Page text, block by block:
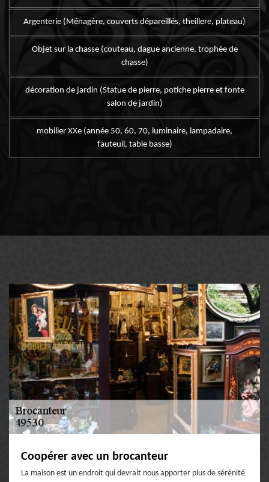
Argenterie (Ménagère, couverts dépareillés, theillere, plateau)
Objet sur la chasse (couteau, dague ancienne, trophée de
chasse)
décoration de jardin (Statue de pierre, potiche pierre et fonte
salon de jardin)
mobilier XXe (année 50, 60, 70, luminaire, lampadaire,
fauteuil, table basse)
Coopérer avec un brocanteur
La maison est un endroit qui devrait nous apporter plus de sérénité